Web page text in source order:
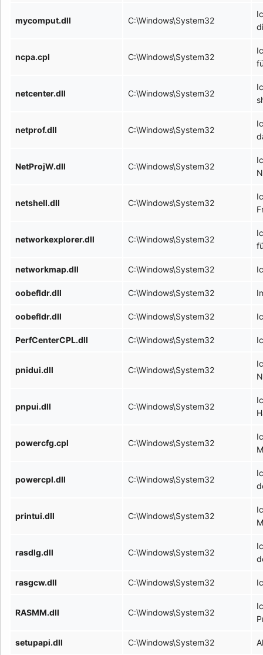
mycomput.dll C:\Windows\System32
ncpa.cpl C:\Windows\System32
netcenter.dll C:\Windows\System32
netprof.dll C:\Windows\System32
NetProjW.dll C:\Windows\System32
netshell.dll C:\Windows\System32
networkexplorer.dll C:\Windows\System32
networkmap.dll C:\Windows\System32
oobefldr.dll C:\Windows\System32
oobefldr.dll C:\Windows\System32
PerfCenterCPL.dll C:\Windows\System32
pnidui.dll C:\Windows\System32
pnpui.dll C:\Windows\System32
powercfg.cpl C:\Windows\System32
powercpl.dll C:\Windows\System32
printui.dll C:\Windows\System32
rasdlg.dll C:\Windows\System32
rasgcw.dll C:\Windows\System32
RASMM.dll C:\Windows\System32
setupapi.dll C:\Windows\System32